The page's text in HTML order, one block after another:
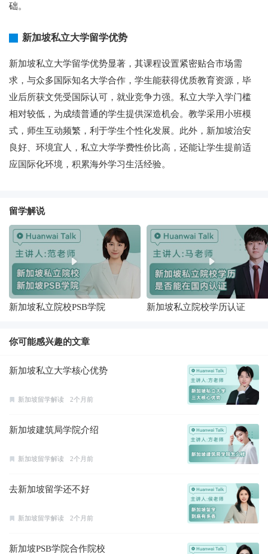
础。
新加坡私立大学留学优势
新加坡私立大学留学优势显著，其课程设置紧密贴合市场需
求，与众多国际知名大学合作，学生能获得优质教育资源，毕
业后所获文凭受国际认可，就业竞争力强。私立大学入学门槛
相对较低，为成绩普通的学生提供深造机会。教学采用小班模
式，师生互动频繁，利于学生个性化发展。此外，新加坡治安
良好、环境宜人，私立大学学费性价比高，还能让学生提前适
应国际化环境，积累海外学习生活经验。
留学解说
新加坡私立院校PSB学院 新加坡私立院校学历认证
你可能感兴趣的文章
新加坡私立大学核心优势
新加坡留学解读 2个月前
新加坡建筑局学院介绍
新加坡留学解读 2个月前
去新加坡留学还不好
新加坡留学解读 2个月前
新加坡PSB学院合作院校